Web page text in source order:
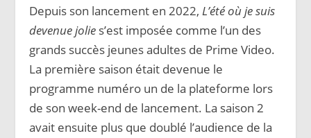
Depuis son lancement en 2022,L’été où je suis
devenue jolie s’est imposée comme l’un des
grands succès jeunes adultes de Prime Video.
La première saison était devenue le
programme numéro un de la plateforme lors
de son week-end de lancement. La saison 2
avait ensuite plus que doublé l’audience de la